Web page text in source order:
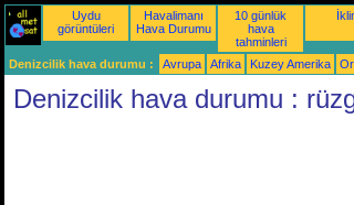
Uydu
görüntüleri
Havalimanı
Hava Durumu
10 günlük
hava
tahminleri
Denizcilik hava durumu : Avrupa Afrika Kuzey Amerika
Denizcilik hava durumu :